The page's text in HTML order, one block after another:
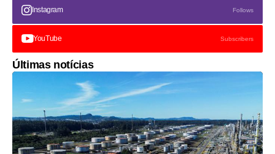
Instagram Follows
YouTube Subscribers
Últimas notícias